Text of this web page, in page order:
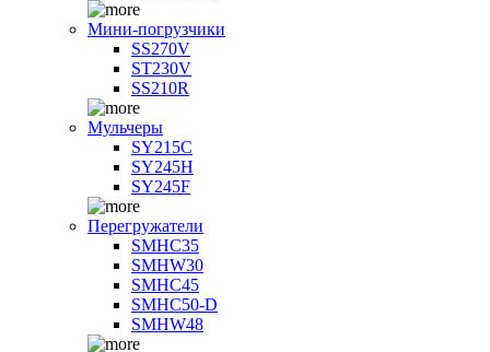
Мини-погрузчики
SS270V
ST230V
SS210R
Мульчеры
SY215C
SY245H
SY245F
Перегружатели
SMHC35
SMHW30
SMHC45
SMHC50-D
SMHW48